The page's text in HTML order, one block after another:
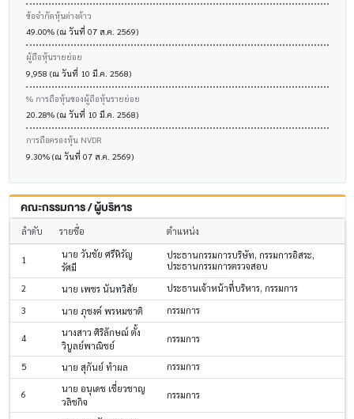
ข้อจำกัดหุ้นต่างด้าว
49.00% (ณ วันที่ 07 ส.ค. 2569)
ผู้ถือหุ้นรายย่อย
9,958 (ณ วันที่ 10 มี.ค. 2568)
% การถือหุ้นของผู้ถือหุ้นรายย่อย
20.28% (ณ วันที่ 10 มี.ค. 2568)
การถือครองหุ้น NVDR
9.30% (ณ วันที่ 07 ส.ค. 2569)
คณะกรรมการ / ผู้บริหาร
ลำดับ รายชื่อ ตำแหน่ง
1
นาย วันชัย ศรีหิรัญ
รัศมี
ประธานกรรมการบริษัท, กรรมการอิสระ,
ประธานกรรมการตรวจสอบ
2
นาย เพชร นันทวิสัย
ประธานเจ้าหน้าที่บริหาร, กรรมการ
3
นาย ภุชงค์ พรหมชาติ กรรมการ
4
นางสาว ศิริลักษณ์ ตั้ง
วิบูลย์พาณิชย์
กรรมการ
5 นาย สุกันย์ ทำผล กรรมการ
6
นาย อนุเดช เชี่ยวชาญ
วลิชกิจ
กรรมการ